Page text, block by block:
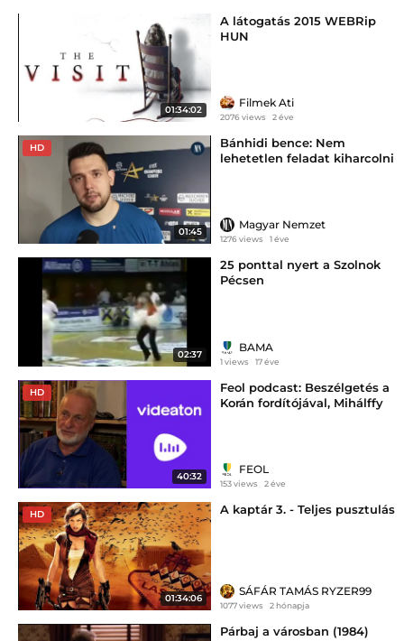
01:34:02
A látogatás 2015 WEBRip
HUN
Filmek Ati
2076 views 2 éve
HD
01:45
Bánhidi bence: Nem
lehetetlen feladat kiharcolni
Magyar Nemzet
1276 views 1 éve
02:37
25 ponttal nyert a Szolnok
Pécsen
BAMA
1 views 17 éve
HD
40:32
Feol podcast: Beszélgetés a
Korán fordítójával, Mihálffy
FEOL
153 views 2 éve
HD
01:34:06
A kaptár 3. - Teljes pusztulás
SÁFÁR TAMÁS RYZER99
1077 views 2 hónapja
Párbaj a városban (1984)